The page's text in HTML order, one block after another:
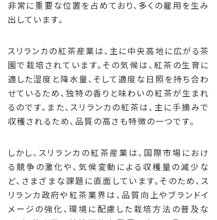
非常に重要な位置を占めており、多くの雇用を生み
出しています。
スリランカの紅茶産業は、主に中央高地に広がる茶
園で栽培されています。その気候は、紅茶の生育に
適した湿度と降水量、そして適度な日照を持ち合わ
せているため、独特の香りと味わいの紅茶が生まれ
るのです。また、スリランカの紅茶は、主に手摘みで
収穫されるため、品質の高さも特徴の一つです。
しかし、スリランカの紅茶産業は、国際市場におけ
る競争の激化や、気候変動による収穫量の減少な
ど、さまざまな課題に直面しています。そのため、ス
リランカ政府や紅茶業界は、品質向上やブランドイ
メージの強化、環境に配慮した栽培方法の普及な